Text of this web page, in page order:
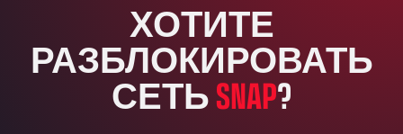
Anglia Motel
Washway Road, PE12 8LT
Anpol Sp. z o.o.
Ul. Torunska 147, 85884
Aqua Ariva GmbH
ХОТИТЕ
РАЗБЛОКИРОВАТЬ
СЕТЬSNAP?